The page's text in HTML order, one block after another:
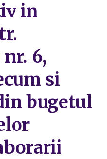
in
6,
si
bugetul